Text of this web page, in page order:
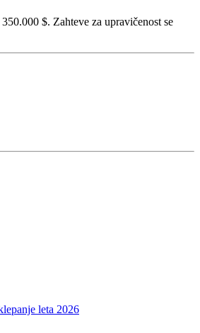
$. Zahteve za upravičenost se
leta 2026